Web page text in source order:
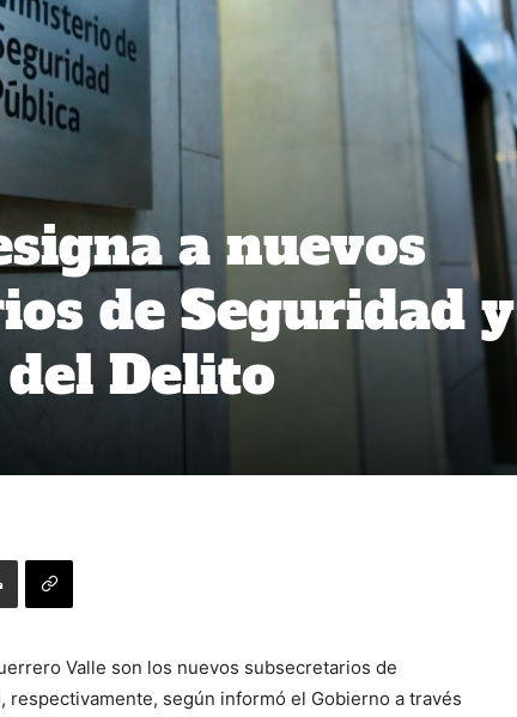
a nuevos
de Seguridad y
Delito
Valle son los nuevos subsecretarios de
según informó el Gobierno a través